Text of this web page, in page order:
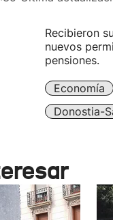
Recibieron
nuevos
pensiones.
Economía
Donostia-